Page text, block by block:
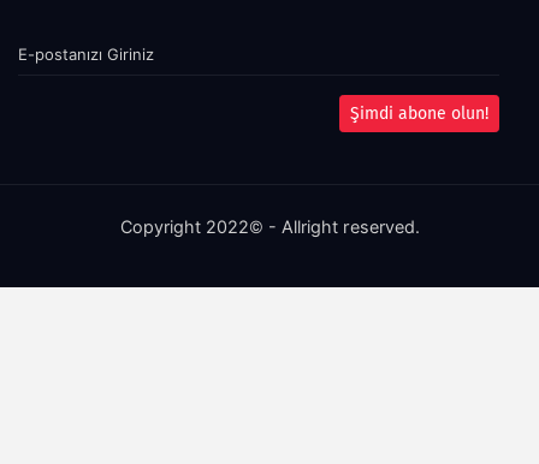
Şimdi abone olun!
Copyright 2022© - Allright reserved.